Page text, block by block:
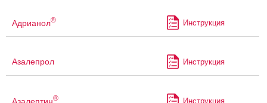
Адрианол® Инструкция
Азалепрол Инструкция
® Инструкция